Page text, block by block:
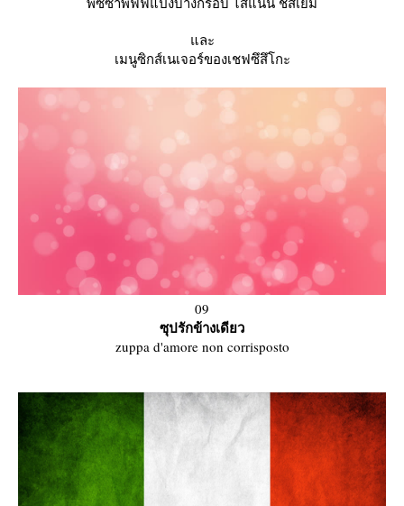
ละ
เมนูซิกส์เนเจอร์ของเชฟซึสึโกะ
09
ซุปรักข้างเดียว
zuppa d'amore non corrisposto